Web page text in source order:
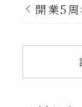
開業5
えました